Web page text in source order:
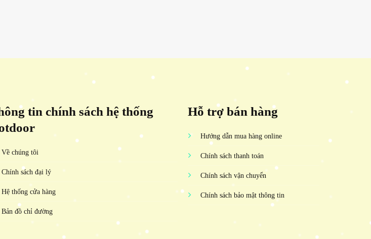
tin chính sách hệ thống
Về chúng tôi
Chính sách đại lý
Hệ thống cửa hàng
Bản đồ chỉ đường
Hỗ trợ bán hàng
Hướng dẫn mua hàng online
Chính sách thanh toán
Chính sách vận chuyển
Chính sách bảo mật thông tin